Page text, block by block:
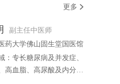
更多
副主任中医师
药大学佛山固生堂国医馆
：专长糖尿病及并发症、
高血脂、高尿酸及内分泌